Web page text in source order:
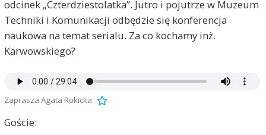
odcinek „Czterdziestolatka”. Jutro i pojutrze w Muzeum
Techniki i Komunikacji odbędzie się konferencja
naukowa na temat serialu. Za co kochamy inż.
Karwowskiego?
Zaprasza Agata Rokicka
Goście: